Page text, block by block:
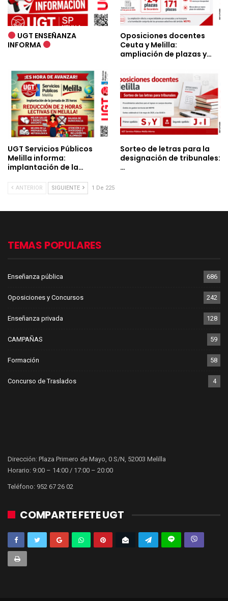
UGT ENSEÑANZA
INFORMA
Oposiciones docentes
Ceuta y Melilla:
ampliación de plazas y…
UGT Servicios Públicos
Melilla informa:
implantación de la…
Sorteo de letras para la
designación de tribunales:
…
ANTERIOR SIGUIENTE 1 De 225
TEMAS POPULARES
Enseñanza pública 686
Oposiciones y Concursos 242
Enseñanza privada 128
CAMPAÑAS 59
Formación 58
Concurso de Traslados 4
Dirección: Plaza Primero de Mayo, 0 S/N, 52003 Melilla
Horario: 9:00 – 14:00 / 17:00 – 20:00
Teléfono: 952 67 26 02
COMPARTE FETE UGT